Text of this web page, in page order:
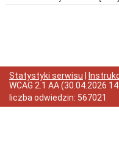
Przyjmowanie
interesantów
Opłaty
skarbowe
Statystyki serwisu
WCAG 2.1 AA(30.04.2026
liczba odwiedzin: 567021